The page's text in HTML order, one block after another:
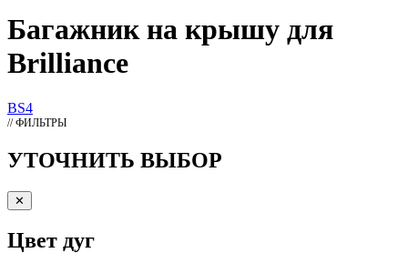
Багажникна крышу для
Brilliance
BS4
// ФИЛЬТРЫ
УТОЧНИТЬ ВЫБОР
✕
Цвет дуг